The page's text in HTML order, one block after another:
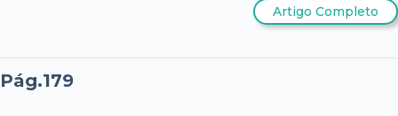
Artigo Completo
Pág.179